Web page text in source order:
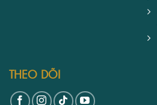
THEO DÕI